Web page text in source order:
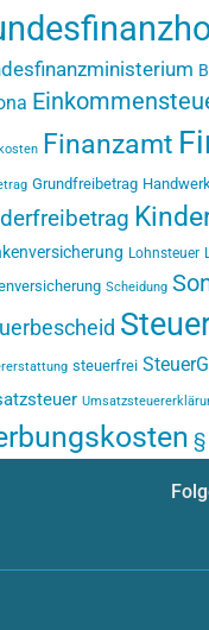
Finanzamt
Grundfreibetrag
Lohnsteuer
Scheidung
steuerfrei
§